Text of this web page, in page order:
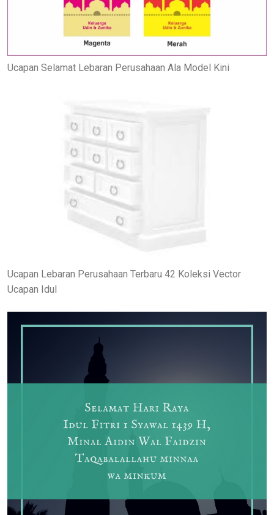
Ucapan Selamat Lebaran Perusahaan Ala Model Kini
Ucapan Lebaran Perusahaan Terbaru 42 Koleksi Vector
Ucapan Idul